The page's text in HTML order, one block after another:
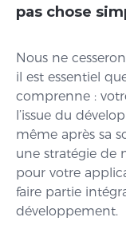
pas chose
Nous ne
il est essentiel
comprenne :
l’issue du
même après sa
une stratégie de
pour votre
faire partie
développement.